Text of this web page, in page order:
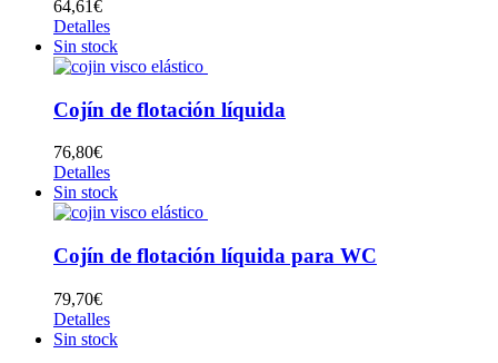
64,61€
Detalles
Sin stock
Cojín de flotación líquida
76,80€
Detalles
Sin stock
Cojín de flotación líquida para WC
79,70€
Detalles
Sin stock